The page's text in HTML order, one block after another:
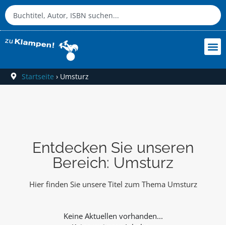
Startseite › Umsturz
Entdecken Sie unseren
Bereich: Umsturz
Hier finden Sie unsere Titel zum Thema Umsturz